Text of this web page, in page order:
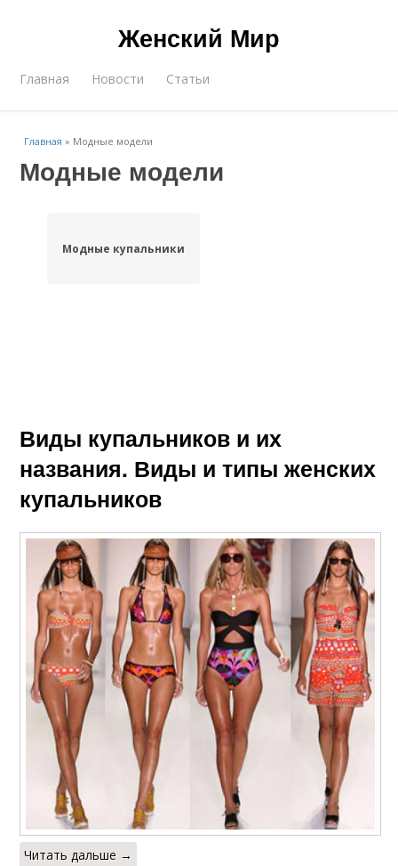
Женский Мир
Главная Новости Статьи
Главная » Модные модели
Модные модели
Модные купальники
Виды купальников и их
названия. Виды и типы женских
купальников
Читать дальше →